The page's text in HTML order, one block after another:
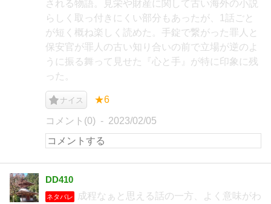
される物語。見栄や財産に関して古い海外の小説
らしく取っ付きにくい部分もあったが、1話ごと
が短く概ね楽しく読めた。手錠で繋がった罪人と
保安官が罪人の古い知り合いの前で立場が逆のよ
うに振る舞って見せた『心と手』が特に印象に残
った。
ナイス ★6
コメント(0) 2023/02/05
DD410
ネタバレ
成程なぁと思える話の一方、よく意味がわ